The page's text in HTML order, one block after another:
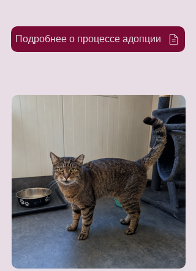
Подробнее о процессе адопции